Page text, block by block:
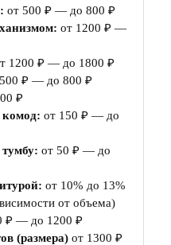
от 500 ₽ — до 800 ₽
от 1200 ₽ —
1200 ₽ — до 1800 ₽
₽ — до 800 ₽
₽
комод: от 150 ₽ — до
от 50 ₽ — до
от 10% до 13%
от объема)
₽ — до 1200 ₽
(размера) от 1300 ₽